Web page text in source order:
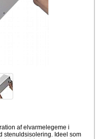
af elvarmelegeme i
stenuldsisolering. Ideel som